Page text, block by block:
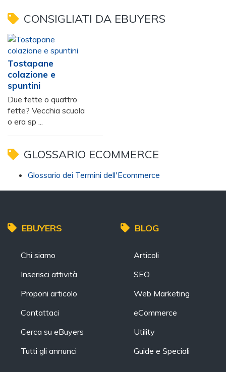
CONSIGLIATI DA EBUYERS
Tostapane
colazione e
spuntini
Due fette o quattro
fette? Vecchia scuola
o era sp ...
GLOSSARIO ECOMMERCE
Glossario dei Termini dell'Ecommerce
EBUYERS
Chi siamo
Inserisci attività
Proponi articolo
Contattaci
Cerca su eBuyers
Tutti gli annunci
BLOG
Articoli
SEO
Web Marketing
eCommerce
Utility
Guide e Speciali